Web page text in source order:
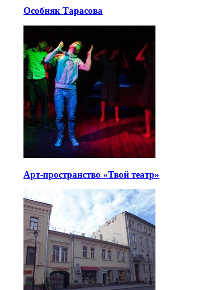
Особняк Тарасова
Арт-пространство «Твой театр»